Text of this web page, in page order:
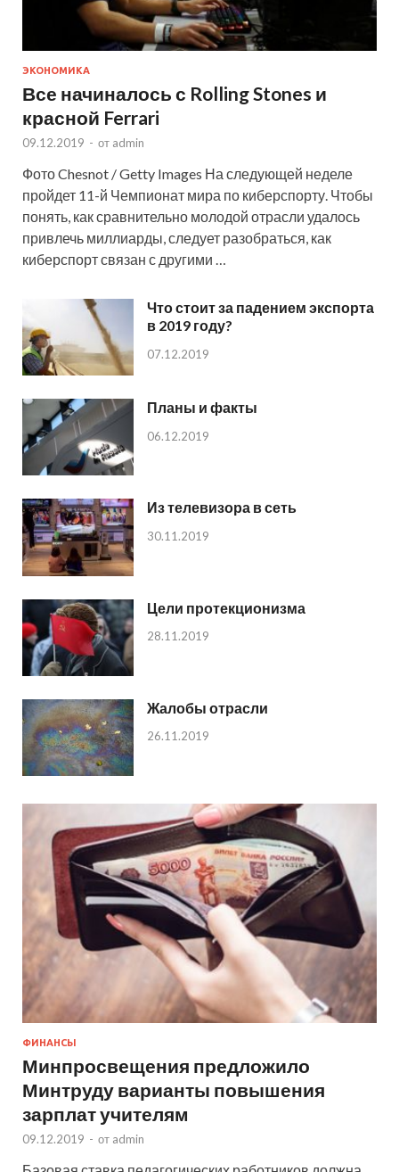
ЭКОНОМИКА
Все начиналось с Rolling Stones и
красной Ferrari
09.12.2019 - от admin
Фото Chesnot / Getty Images На следующей неделе
пройдет 11-й Чемпионат мира по киберспорту. Чтобы
понять, как сравнительно молодой отрасли удалось
привлечь миллиарды, следует разобраться, как
киберспорт связан с другими …
Что стоит за падением экспорта
в 2019 году?
07.12.2019
Планы и факты
06.12.2019
Из телевизора в сеть
30.11.2019
Цели протекционизма
28.11.2019
Жалобы отрасли
26.11.2019
ФИНАНСЫ
Минпросвещения предложило
Минтруду варианты повышения
зарплат учителям
09.12.2019 - от admin